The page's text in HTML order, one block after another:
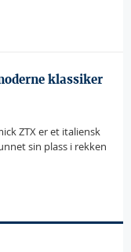
klassiker
ZTX er et italiensk
sin plass i rekken